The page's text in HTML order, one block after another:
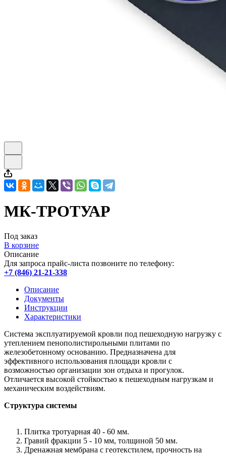
МК-ТРОТУАР
Под заказ
В корзине
Описание
Для запроса прайс-листа позвоните по телефону:
+7 (846) 21-21-338
Описание
Документы
Инструкции
Характеристики
Система эксплуатируемой кровли под пешеходную нагрузку с
утеплением пенополистирольными плитами по
железобетонному основанию. Предназначена для
эффективного использования площади кровли с
возможностью организации зон отдыха и прогулок.
Отличается высокой стойкостью к пешеходным нагрузкам и
механическим воздействиям.
Структура системы
Плитка тротуарная 40 - 60 мм.
Гравий фракции 5 - 10 мм, толщиной 50 мм.
Дренажная мембрана с геотекстилем, прочность на